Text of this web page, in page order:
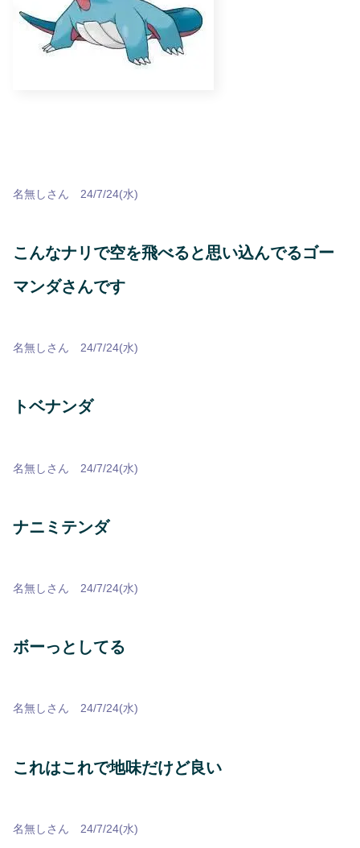
名無しさん 24/7/24(水)
こんなナリで空を飛べると思い込んでるゴー
マンダさんです
名無しさん 24/7/24(水)
トベナンダ
名無しさん 24/7/24(水)
ナニミテンダ
名無しさん 24/7/24(水)
ボーっとしてる
名無しさん 24/7/24(水)
これはこれで地味だけど良い
名無しさん 24/7/24(水)